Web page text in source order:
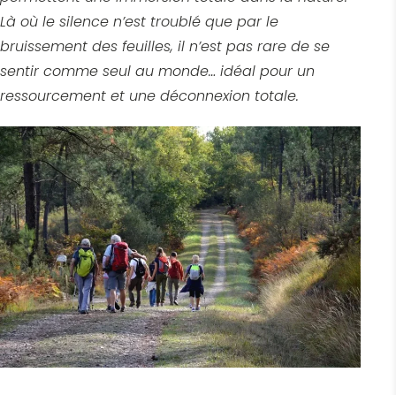
Là où le silence n’est troublé que par le
bruissement des feuilles, il n’est pas rare de se
sentir comme seul au monde… idéal pour un
ressourcement et une déconnexion totale.